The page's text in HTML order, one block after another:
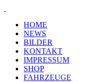
HOME
NEWS
BILDER
KONTAKT
IMPRESSUM
SHOP
FAHRZEUGE